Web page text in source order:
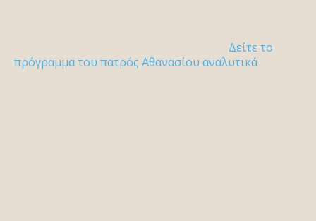
Δείτε το
πρόγραμμα του πατρός Αθανασίου αναλυτικά